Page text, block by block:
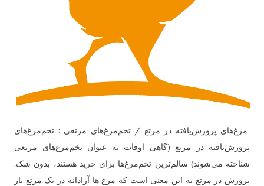
مرغ‌های پرورش‌یافته در مرتع / تخم‌مرغ‌های مرتعی : تخم‌مرغ‌های
پرورش‌یافته در مرتع (گاهی اوقات به عنوان تخم‌مرغ‌های مرتعی
شناخته می‌شوند) سالم‌ترین تخم‌مرغ‌ها برای خرید هستند، بدون شک.
پرورش در مرتع به این معنی است که مرغ ها آزادانه در یک مرتع باز